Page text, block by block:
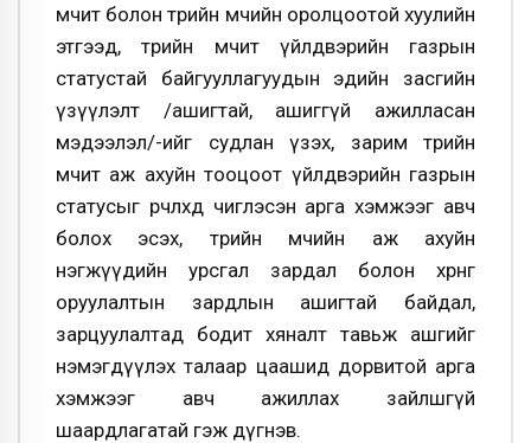
өмчит болон төрийн өмчийн оролцоотой хуулийн
этгээд, төрийн өмчит үйлдвэрийн газрын
статустай байгууллагуудын эдийн засгийн
үзүүлэлт /ашигтай, ашиггүй ажилласан
мэдээлэл/-ийг судлан үзэх, зарим төрийн
өмчит аж ахуйн тооцоот үйлдвэрийн газрын
статусыг өөрчлөхөд чиглэсэн арга хэмжээг авч
болох эсэх, төрийн өмчийн аж ахуйн
нэгжүүдийн урсгал зардал болон хөрөнгө
оруулалтын зардлын ашигтай байдал,
зарцуулалтад бодит хяналт тавьж ашгийг
нэмэгдүүлэх талаар цаашид дорвитой арга
хэмжээг авч ажиллах зайлшгүй
шаардлагатай гэж дүгнэв.